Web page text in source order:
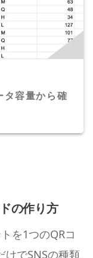
タ容量から確
の作り方
を1つのQRコ
けでSNSの種類